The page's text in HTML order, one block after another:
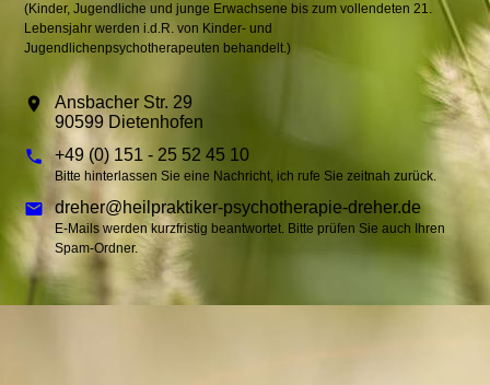
(Kinder, Jugendliche und junge Erwachsene bis zum vollendeten 21.
Lebensjahr werden i.d.R. von Kinder- und
Jugendlichenpsychotherapeuten behandelt.)
Ansbacher Str. 29
90599 Dietenhofen
+49 (0) 151 - 25 52 45 10
Bitte hinterlassen Sie eine Nachricht, ich rufe Sie zeitnah zurück.
dreher@heilpraktiker-psychotherapie-dreher.de
E-Mails werden kurzfristig beantwortet. Bitte prüfen Sie auch Ihren
Spam-Ordner.